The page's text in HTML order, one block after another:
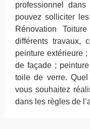
professionnel
pouvez solliciter
Rénovation
différents travaux,
peinture extérieure
de façade ;
toile de verre.
vous souhaitez
dans les règles de